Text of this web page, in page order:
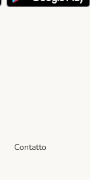
Contatto